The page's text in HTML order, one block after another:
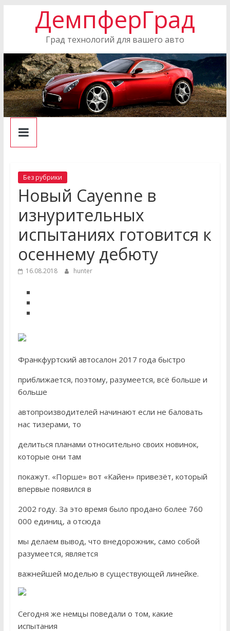
ДемпферГрад
Град технологий для вашего авто
Без рубрики
Новый Cayenne в
изнурительных
испытаниях готовится к
осеннему дебюту
16.08.2018 hunter
Франкфуртский автосалон 2017 года быстро
приближается, поэтому, разумеется, всё больше и
больше
автопроизводителей начинают если не баловать
нас тизерами, то
делиться планами относительно своих новинок,
которые они там
покажут. «Порше» вот «Кайен» привезёт, который
впервые появился в
2002 году. За это время было продано более 760
000 единиц, а отсюда
мы делаем вывод, что внедорожник, само собой
разумеется, является
важнейшей моделью в существующей линейке.
Сегодня же немцы поведали о том, какие
испытания